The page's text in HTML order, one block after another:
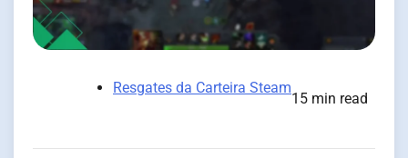
Resgates da Carteira Steam
15 min read